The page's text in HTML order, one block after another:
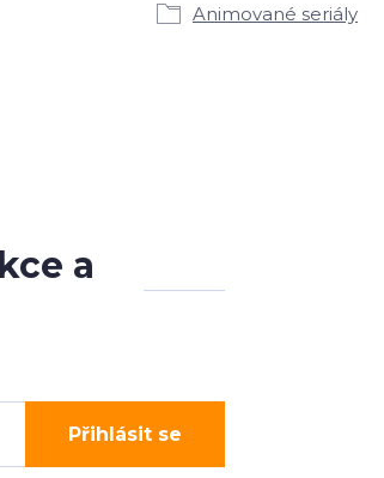
Animované seriály
a
Přihlásit se